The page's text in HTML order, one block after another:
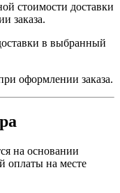
стоимости доставки
заказа.
в выбранный
оформлении заказа.
на основании
оплаты на месте